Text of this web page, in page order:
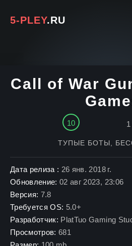
5-PLEY.RU
Call of War
10 1
ТУПЫЕ БОТЫ,
Дата релиза : 26 янв. 2018 г.
Обновление: 02 авг 2023, 23:06
Версия: 7.8
Требуется OS: 5.0+
Разработчик: PlatTuo Gaming
Просмотров: 681